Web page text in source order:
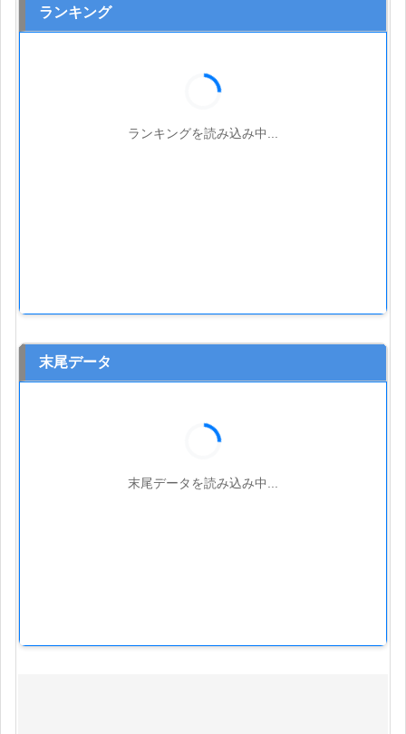
ランキング
ランキングを読み込み中...
末尾データ
末尾データを読み込み中...